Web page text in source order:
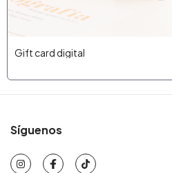
Gift card digital
Síguenos